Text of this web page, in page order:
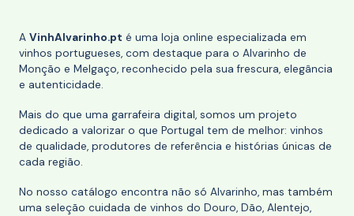
A VinhAlvarinho.pt é uma loja online especializada em
vinhos portugueses, com destaque para o Alvarinho de
Monção e Melgaço, reconhecido pela sua frescura, elegância
e autenticidade.
Mais do que uma garrafeira digital, somos um projeto
dedicado a valorizar o que Portugal tem de melhor: vinhos
de qualidade, produtores de referência e histórias únicas de
cada região.
No nosso catálogo encontra não só Alvarinho, mas também
uma seleção cuidada de vinhos do Douro, Dão, Alentejo,